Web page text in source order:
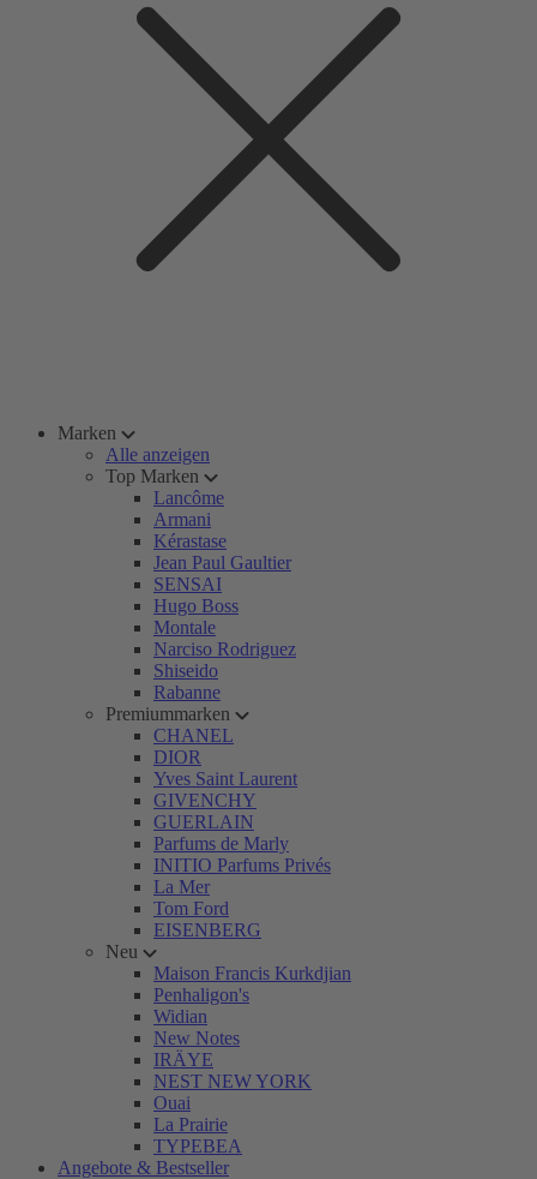
Marken
Alle anzeigen
Top Marken
Lancôme
Armani
Kérastase
Jean Paul Gaultier
SENSAI
Hugo Boss
Montale
Narciso Rodriguez
Shiseido
Rabanne
Premiummarken
CHANEL
DIOR
Yves Saint Laurent
GIVENCHY
GUERLAIN
Parfums de Marly
INITIO Parfums Privés
La Mer
Tom Ford
EISENBERG
Neu
Maison Francis Kurkdjian
Penhaligon's
Widian
New Notes
IRÄYE
NEST NEW YORK
Ouai
La Prairie
TYPEBEA
Angebote & Bestseller